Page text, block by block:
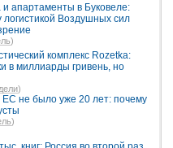
апартаменты в Буковеле:
Воздушных сил
)
комплекс Rozetka:
в миллиарды гривень, но
)
ЕС не было уже 20 лет: почему
)